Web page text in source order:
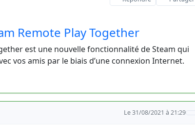
Remote Play Together
est une nouvelle fonctionnalité de Steam qui
vos amis par le biais d’une connexion Internet.
Le 31/08/2021 à 21:29